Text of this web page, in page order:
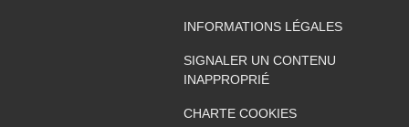
INFORMATIONS LÉGALES
SIGNALER UN CONTENU
INAPPROPRIÉ
CHARTE COOKIES